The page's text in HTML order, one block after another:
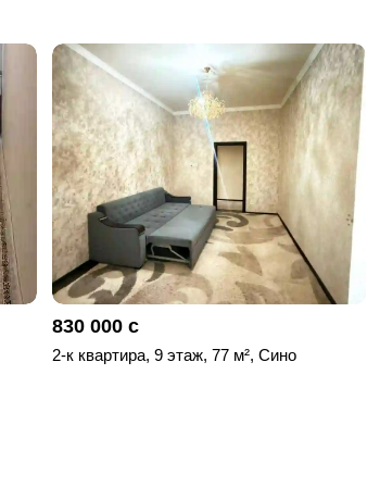
830 000 с
2-к квартира, 9 этаж, 77 м², Сино